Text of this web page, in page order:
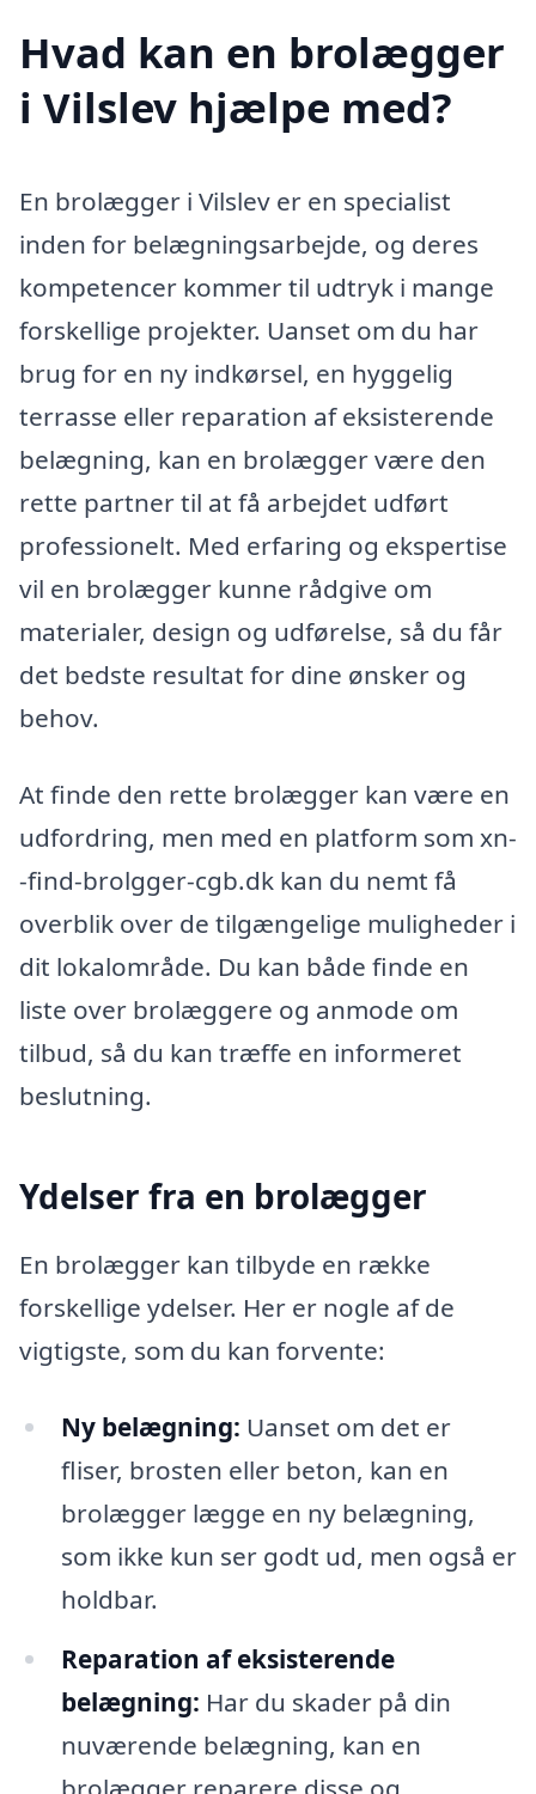
Hvad kan en brolægger
i Vilslev hjælpe med?
En brolægger i Vilslev er en specialist
inden for belægningsarbejde, og deres
kompetencer kommer til udtryk i mange
forskellige projekter. Uanset om du har
brug for en ny indkørsel, en hyggelig
terrasse eller reparation af eksisterende
belægning, kan en brolægger være den
rette partner til at få arbejdet udført
professionelt. Med erfaring og ekspertise
vil en brolægger kunne rådgive om
materialer, design og udførelse, så du får
det bedste resultat for dine ønsker og
behov.
At finde den rette brolægger kan være en
udfordring, men med en platform som xn-
-find-brolgger-cgb.dk kan du nemt få
overblik over de tilgængelige muligheder i
dit lokalområde. Du kan både finde en
liste over brolæggere og anmode om
tilbud, så du kan træffe en informeret
beslutning.
Ydelser fra en brolægger
En brolægger kan tilbyde en række
forskellige ydelser. Her er nogle af de
vigtigste, som du kan forvente:
Ny belægning: Uanset om det er
fliser, brosten eller beton, kan en
brolægger lægge en ny belægning,
som ikke kun ser godt ud, men også er
holdbar.
Reparation af eksisterende
belægning: Har du skader på din
nuværende belægning, kan en